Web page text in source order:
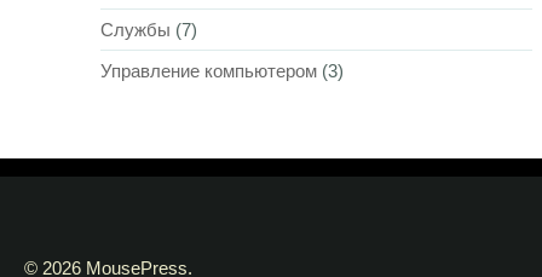
Службы (7)
Управление компьютером (3)
© 2026 MousePress.